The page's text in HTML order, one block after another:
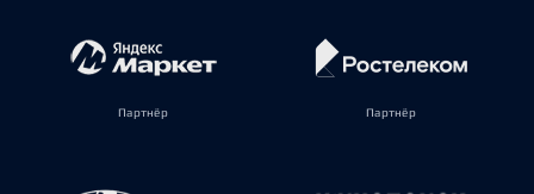
Партнёр Партнёр